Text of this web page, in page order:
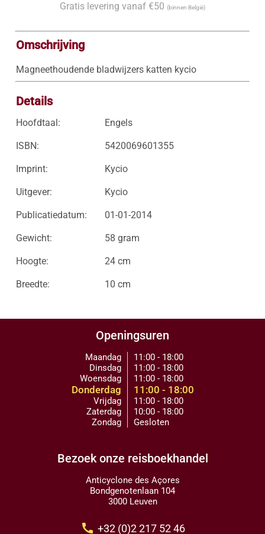
Gratis levering vanaf €50 (binnen België)
Omschrijving
Magneethoudende bladwijzers katten kycio
Details
Hoofdtaal: Engels
ISBN: 5420069601355
Imprint: Kycio
Uitgever: Kycio
Publicatiedatum: 01-01-2014
Gewicht: 58 gram
Hoogte: 24 cm
Breedte: 10 cm
Openingsuren
Maandag
Dinsdag
Woensdag
Donderdag
Vrijdag
Zaterdag
Zondag
11:00 - 18:00
11:00 - 18:00
11:00 - 18:00
11:00 - 18:00
11:00 - 18:00
10:00 - 18:00
Gesloten
Bezoek onze reisboekhandel
Anticyclone des Açores
Bondgenotenlaan 104
3000 Leuven
call +32 (0)2 217 52 46